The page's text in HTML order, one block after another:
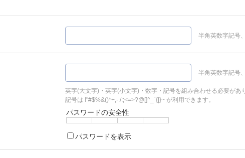
半角英数字記号
半角英数字記号
英字(大文字)・英字(小文字)・数字・記号を組み合わせる必要があ
記号は !"#$%&()*+,-./:;<=>?@[]^_`{|}~ が利用できます。
パスワードの安全性
パスワードを表示